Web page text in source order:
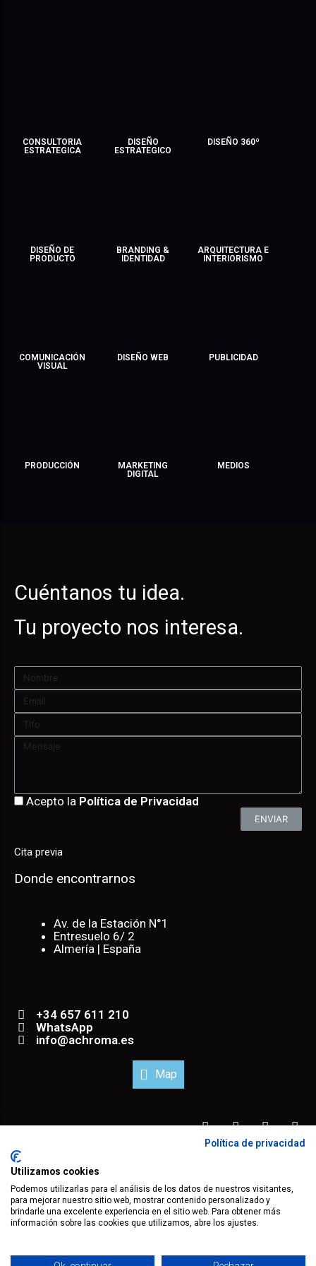
CONSULTORIA
ESTRATEGICA
DISEÑO
ESTRATEGICO
DISEÑO 360º
DISEÑO DE
PRODUCTO
BRANDING &
IDENTIDAD
ARQUITECTURA E
INTERIORISMO
COMUNICACIÓN
VISUAL
DISEÑO WEB PUBLICIDAD
PRODUCCIÓN
MARKETING
DIGITAL
MEDIOS
Cuéntanos tu idea.
Tu proyecto nos interesa.
Acepto la Política de Privacidad
ENVIAR
Cita previa
Donde encontrarnos
Av. de la Estación N°1
Entresuelo 6/ 2
Almería | España
+34 657 611 210
WhatsApp
info@achroma.es
Map
® 2023 todos los derechos reservados.
Política de Privacidad
Política de Cookies
Política de privacidad
Utilizamos cookies
Podemos utilizarlas para el análisis de los datos de nuestros visitantes,
para mejorar nuestro sitio web, mostrar contenido personalizado y
brindarle una excelente experiencia en el sitio web. Para obtener más
información sobre las cookies que utilizamos, abre los ajustes.